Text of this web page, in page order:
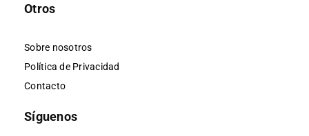
Otros
Sobre nosotros
Política de Privacidad
Contacto
Síguenos